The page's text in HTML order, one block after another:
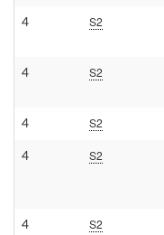
4 S2
4 S2
4 S2
4 S2
4 S2